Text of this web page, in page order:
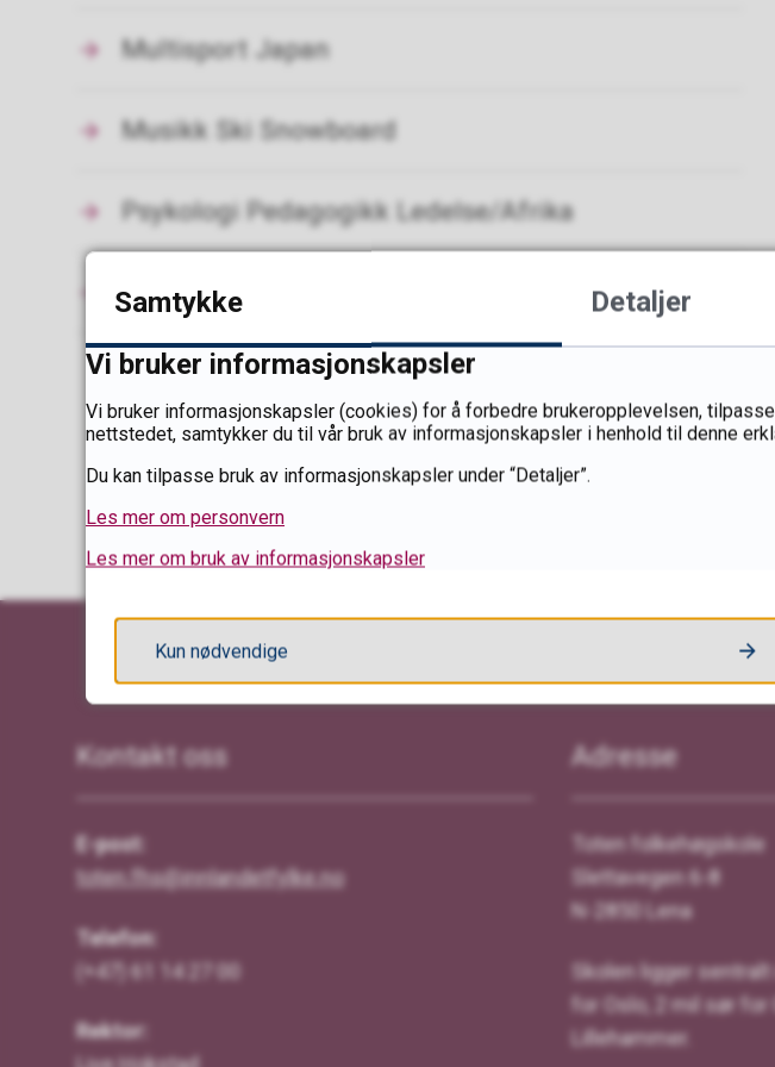
Multisport Japan
Musikk Ski Snowboard
Psykologi Pedagogikk Ledelse/Afrika
Temalinjer
Fant du
Kontakt oss
E-post:
toten.fhs@innlandetfylke.no
Telefon:
(+47) 61 14 27 00
Rektor:
Adresse
Toten folkehøgskole
Slettavegen 6-8
N-2850 Lena
Skolen ligger
for Oslo, 2 mil sør
Lillehammer.
Samtykke Detaljer
Vi bruker informasjonskapsler
Vi bruker informasjonskapsler (cookies) for å forbedre brukeropplevelsen,
nettstedet, samtykker du til vår bruk av informasjonskapsler i henhold til denne
Du kan tilpasse bruk av informasjonskapsler under “Detaljer”.
Les mer om personvern
Les mer om bruk av informasjonskapsler
Kun nødvendige